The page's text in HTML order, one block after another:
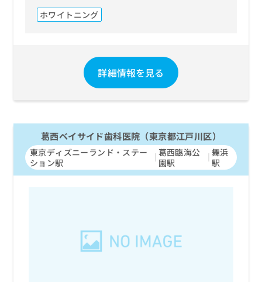
ホワイトニング
詳細情報を見る
葛西ベイサイド歯科医院（東京都江戸川区）
東京ディズニーランド・ステー
ション駅
葛西臨海公
園駅
舞浜
駅